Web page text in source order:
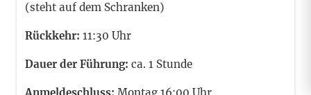
(steht auf dem Schranken)
Rückkehr: 11:30 Uhr
Dauer der Führung: ca. 1 Stunde